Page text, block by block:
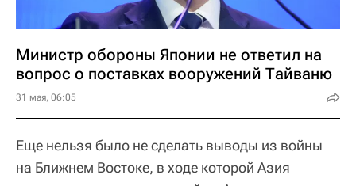
Министр обороны Японии не ответил на
вопрос о поставках вооружений Тайваню
31 мая, 06:05
Еще нельзя было не сделать выводы из войны
на Ближнем Востоке, в ходе которой Азия